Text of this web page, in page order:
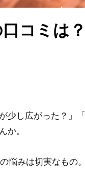
コミは
少し広がった？」
か。
悩みは切実なもの。